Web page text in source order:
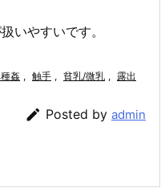
いやすいです。
姦 , 触手 , 貧乳/微乳 , 露出
 Posted by admin